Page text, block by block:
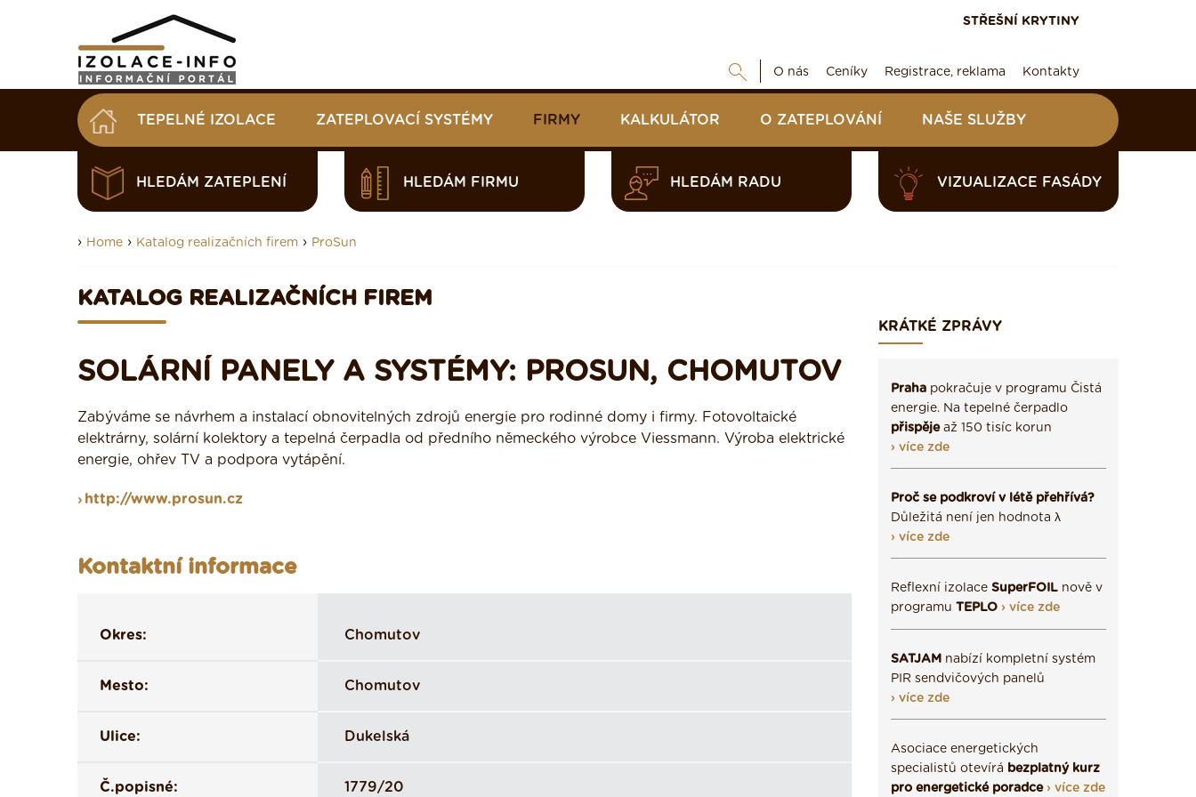
STŘEŠNÍ KRYTINY
O nás Ceníky Registrace, reklama Kontakty
TEPELNÉ IZOLACE ZATEPLOVACÍ SYSTÉMY FIRMY KALKULÁTOR O ZATEPLOVÁNÍ NAŠE SLUŽBY
HLEDÁM ZATEPLENÍ HLEDÁM FIRMU HLEDÁM RADU VIZUALIZACE FASÁDY
› Home › Katalog realizačních firem › ProSun
KATALOG REALIZAČNÍCH FIREM
SOLÁRNÍ PANELY A SYSTÉMY: PROSUN, CHOMUTOV
Zabýváme se návrhem a instalací obnovitelných zdrojů energie pro rodinné domy i firmy. Fotovoltaické
elektrárny, solární kolektory a tepelná čerpadla od předního německého výrobce Viessmann. Výroba elektrické
energie, ohřev TV a podpora vytápění.
http://www.prosun.cz
Kontaktní informace
Okres: Chomutov
Mesto: Chomutov
Ulice: Dukelská
Č.popisné: 1779/20
KRÁTKÉ ZPRÁVY
Praha pokračuje v programu Čistá
energie. Na tepelné čerpadlo
přispějeaž 150 tisíc korun
› více zde
Proč se podkroví v létě přehřívá?
Důležitá není jen hodnota λ
› více zde
Reflexní izolace SuperFOIL nově v
programu TEPLO › více zde
SATJAM nabízí kompletní systém
PIR sendvičových panelů
› více zde
Asociace energetických
specialistů otevírá bezplatný kurz
pro energetické poradce › více zde